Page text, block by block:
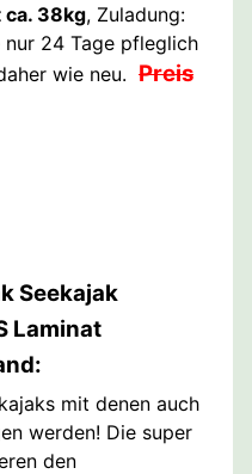
ca. 38kg, Zuladung:
24 Tage pfleglich
wie neu. Preis
Seekajak
Laminat
mit denen auch
werden! Die super
den